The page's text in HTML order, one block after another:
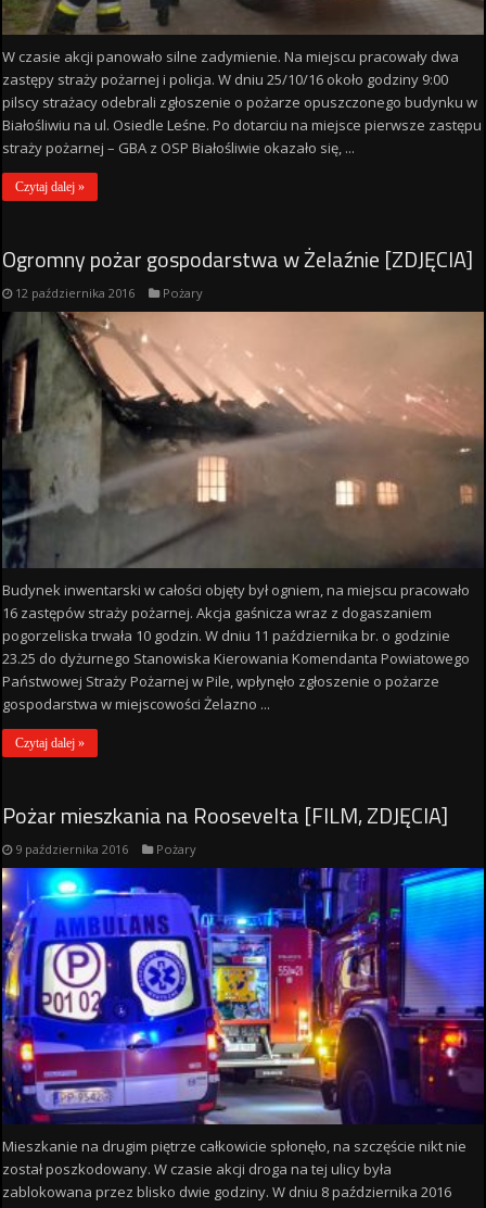
W czasie akcji panowało silne zadymienie. Na miejscu pracowały dwa
zastępy straży pożarnej i policja. W dniu 25/10/16 około godziny 9:00
pilscy strażacy odebrali zgłoszenie o pożarze opuszczonego budynku w
Białośliwiu na ul. Osiedle Leśne. Po dotarciu na miejsce pierwsze zastępu
straży pożarnej – GBA z OSP Białośliwie okazało się, ...
Czytaj dalej »
Ogromny pożar gospodarstwa w Żelaźnie [ZDJĘCIA]
12 października 2016 Pożary
Budynek inwentarski w całości objęty był ogniem, na miejscu pracowało
16 zastępów straży pożarnej. Akcja gaśnicza wraz z dogaszaniem
pogorzeliska trwała 10 godzin. W dniu 11 października br. o godzinie
23.25 do dyżurnego Stanowiska Kierowania Komendanta Powiatowego
Państwowej Straży Pożarnej w Pile, wpłynęło zgłoszenie o pożarze
gospodarstwa w miejscowości Żelazno ...
Czytaj dalej »
Pożar mieszkania na Roosevelta [FILM, ZDJĘCIA]
9 października 2016 Pożary
Mieszkanie na drugim piętrze całkowicie spłonęło, na szczęście nikt nie
został poszkodowany. W czasie akcji droga na tej ulicy była
zablokowana przez blisko dwie godziny. W dniu 8 października 2016